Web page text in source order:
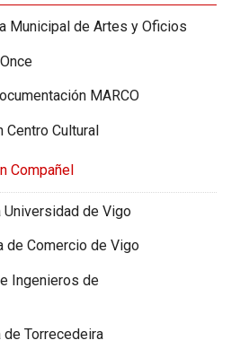
Municipal de Artes y Oficios
MARCO
Cultural
Compañel
de Vigo
de Comercio de Vigo
Ingenieros de
Torrecedeira